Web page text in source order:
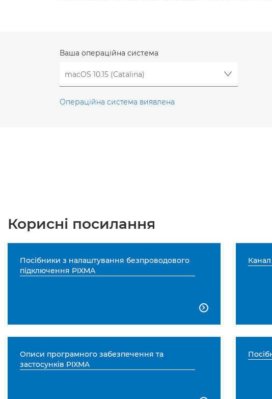
Ваша операційна система
Операційна система виявлена
Корисні посилання
Посібники з налаштування безпроводового
підключення PIXMA

Описи програмного забезпечення та
застосунків PIXMA